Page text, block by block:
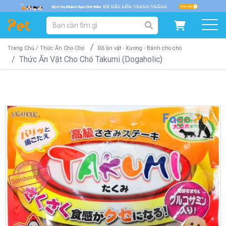
DANH MỤC SẢN PHẨM
SẢN PHẨM DÀNH CHO MÈO SẢN PHẨM DÀNH CHO CHÓ
Trang Chủ / Thức Ăn Cho Chó Đồ ăn vặt - Xương - Bánh cho chó
Thức Ăn Vặt Cho Chó Takumi (Dogaholic)